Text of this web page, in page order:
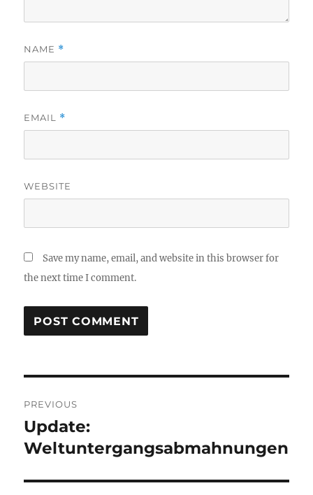
NAME *
EMAIL *
WEBSITE
Save my name, email, and website in this browser for
the next time I comment.
navigation
PREVIOUS
Previous
post:
Update:
Weltuntergangsabmahnungen